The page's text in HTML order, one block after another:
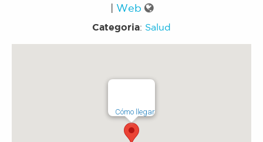
| Web
Categoria: Salud
Cómo llegar